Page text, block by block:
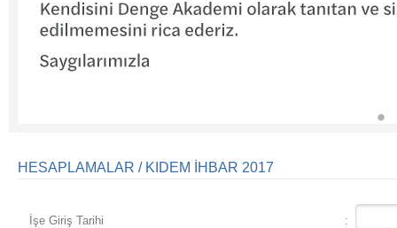
HESAPLAMALAR / KIDEM İHBAR 2017
İşe Giriş Tarihi :